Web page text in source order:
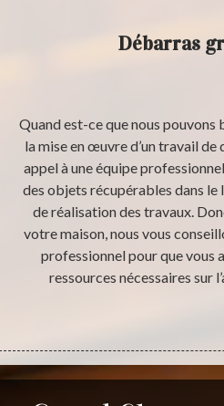
Débarras
Quand est-ce que nous
la mise en œuvre d’un travail
appel à une équipe
des objets récupérables dans le
de réalisation des travaux.
votre maison, nous vous
professionnel pour que vous
ressources nécessaires sur